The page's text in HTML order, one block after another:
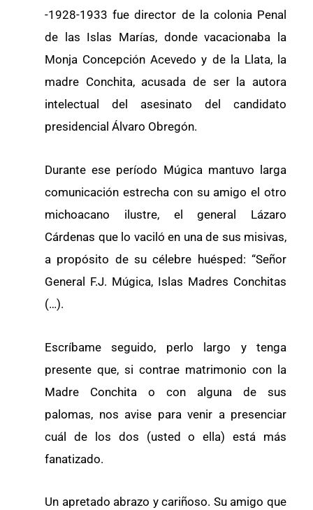
-1928-1933 fue director de la colonia Penal
de las Islas Marías, donde vacacionaba la
Monja Concepción Acevedo y de la Llata, la
madre Conchita, acusada de ser la autora
intelectual del asesinato del candidato
presidencial Álvaro Obregón.
Durante ese período Múgica mantuvo larga
comunicación estrecha con su amigo el otro
michoacano ilustre, el general Lázaro
Cárdenas que lo vaciló en una de sus misivas,
a propósito de su célebre huésped: “Señor
General F.J. Múgica, Islas Madres Conchitas
(…).
Escríbame seguido, perlo largo y tenga
presente que, si contrae matrimonio con la
Madre Conchita o con alguna de sus
palomas, nos avise para venir a presenciar
cuál de los dos (usted o ella) está más
fanatizado.
Un apretado abrazo y cariñoso. Su amigo que